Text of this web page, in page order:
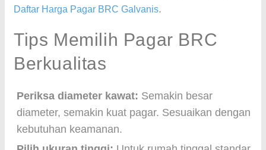
Daftar Harga Pagar BRC Galvanis.
Tips Memilih Pagar BRC
Berkualitas
Periksa diameter kawat: Semakin besar
diameter, semakin kuat pagar. Sesuaikan dengan
kebutuhan keamanan.